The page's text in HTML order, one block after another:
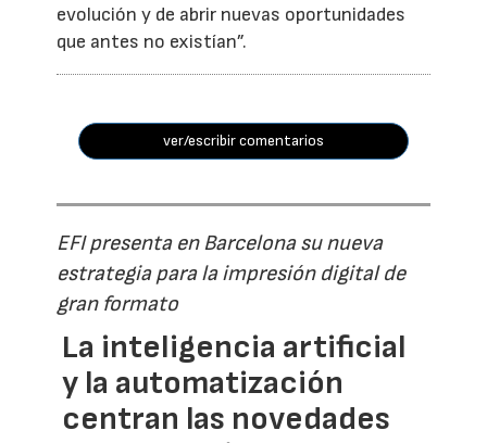
evolución y de abrir nuevas oportunidades
que antes no existían”.
ver/escribir comentarios
EFI presenta en Barcelona su nueva
estrategia para la impresión digital de
gran formato
La inteligencia artificial
y la automatización
centran las novedades